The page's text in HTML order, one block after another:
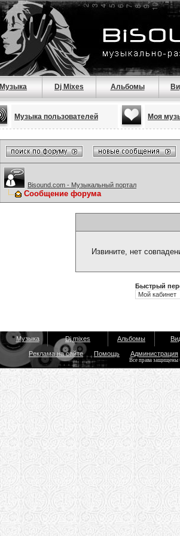
Музыка Dj Mixes Альбомы
Музыка пользователей Моя
Bisound.com - Музыкальный портал
Сообщение форума
Извините, нет
Быстрый
Музыка Dj mixes Альбомы
Реклама на сайте Помощь Администрация
Все права